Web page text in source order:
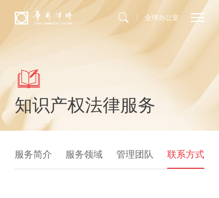
全球办公室
知识产权法律服务
服务简介 服务领域 管理团队 联系方式